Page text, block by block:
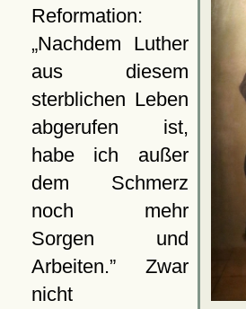
Reformation:
Nachdem Luther
aus diesem
sterblichen Leben
abgerufen ist,
habe ich außer
dem Schmerz
noch mehr
Sorgen und
Arbeiten. Zwar
nicht